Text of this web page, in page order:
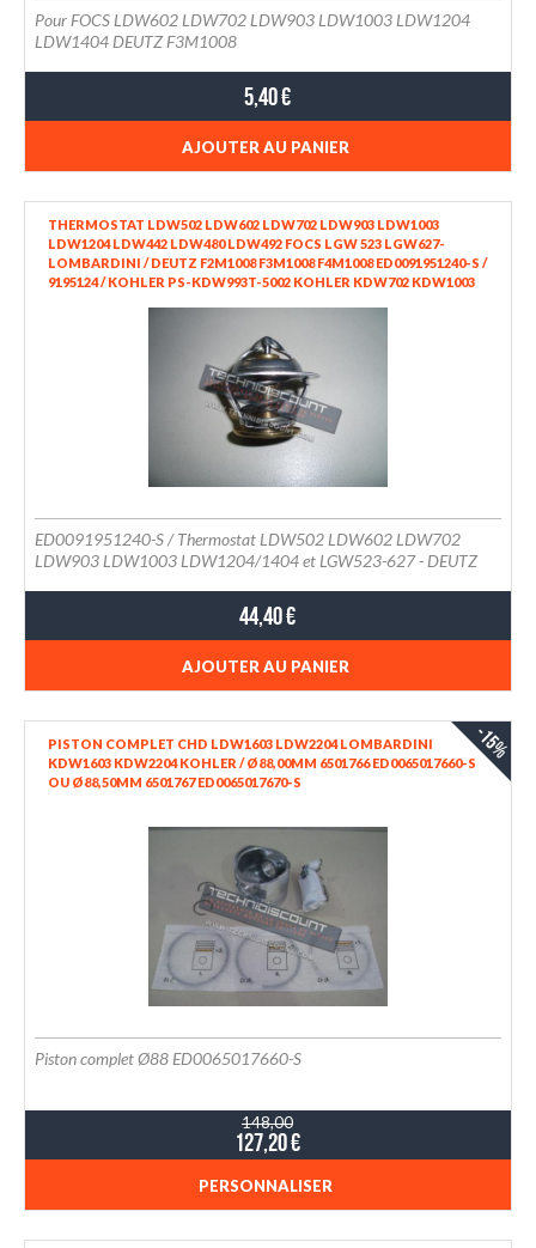
Pour FOCS LDW602 LDW702 LDW903 LDW1003 LDW1204
LDW1404 DEUTZ F3M1008
5,40 €
AJOUTER AU PANIER
THERMOSTAT LDW502 LDW602 LDW702 LDW903 LDW1003
LDW1204 LDW442 LDW480 LDW492 FOCS LGW 523 LGW627-
LOMBARDINI / DEUTZ F2M1008 F3M1008 F4M1008 ED0091951240-S /
9195124 / KOHLER PS-KDW993T-5002 KOHLER KDW702 KDW1003
ED0091951240-S / Thermostat LDW502 LDW602 LDW702
LDW903 LDW1003 LDW1204/1404 et LGW523-627 - DEUTZ
44,40 €
AJOUTER AU PANIER
PISTON COMPLET CHD LDW1603 LDW2204 LOMBARDINI
KDW1603 KDW2204 KOHLER / Ø88,00MM 6501766 ED0065017660-S
OU Ø88,50MM 6501767 ED0065017670-S
-15%
Piston complet Ø88 ED0065017660-S
148,00
127,20 €
PERSONNALISER